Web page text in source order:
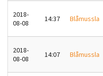
2018-
08-08
14:37 Blåmussla
2018-
08-08
14:07 Blåmussla